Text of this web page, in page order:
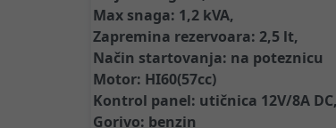
Max snaga: 1,2 kVA,
Zapremina rezervoara: 2,5 lt,
Način startovanja: na poteznicu
Motor: HI60(57cc)
Kontrol panel: utičnica 12V/8A